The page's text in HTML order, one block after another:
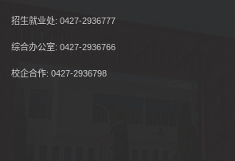
招生就业处: 0427-2936777
综合办公室: 0427-2936766
校企合作: 0427-2936798